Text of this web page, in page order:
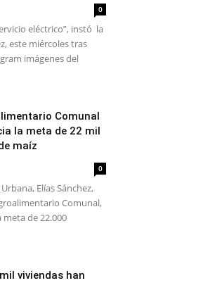
0
eléctrico”, instó la
este miércoles tras
imágenes del
Comunal
la meta de 22 mil
maíz
0
Elías Sánchez,
Comunal,
meta de 22.000
viviendas han